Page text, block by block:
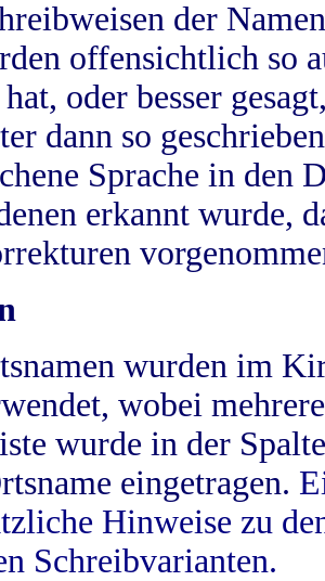
der
offensichtlich so
oder besser
dann so
Sprache in
erkannt wurde,
wurden im
wobei
wurde in der
eingetragen.
Hinweise zu
Schreibvarianten.